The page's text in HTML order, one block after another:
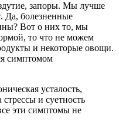
запоры. Мы лучше
Да, болезненные
Вот о них то, мы
то что не можем
и некоторые овощи.
симптомом
усталость,
и суетность
эти симптомы не